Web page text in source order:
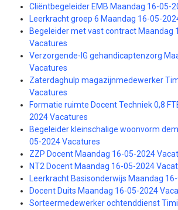
Cliëntbegeleider EMB Maandag 16-05-
Leerkracht groep 6 Maandag 16-05-
Begeleider met vast contract Maandag
Vacatures
Verzorgende-IG gehandicaptenzorg
Vacatures
Zaterdaghulp magazijnmedewerker
Vacatures
Formatie ruimte Docent Techniek 0,8
2024 Vacatures
Begeleider kleinschalige woonvorm
05-2024 Vacatures
ZZP Docent Maandag 16-05-2024
NT2 Docent Maandag 16-05-2024
Leerkracht Basisonderwijs Maandag
Docent Duits Maandag 16-05-2024
Sorteermedewerker ochtenddienst